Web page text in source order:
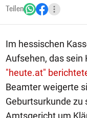
Teilen
Im hessischen
Aufsehen, das sein
"heute.at"
Beamter weigerte
Geburtsurkunde zu
Amtsgericht um